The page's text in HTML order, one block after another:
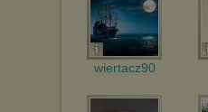
wiertacz90